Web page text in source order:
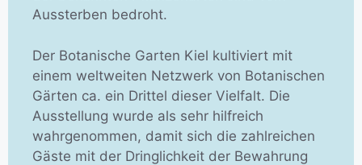
Aussterben bedroht.
Der Botanische Garten Kiel kultiviert mit
einem weltweiten Netzwerk von Botanischen
Gärten ca. ein Drittel dieser Vielfalt. Die
Ausstellung wurde als sehr hilfreich
wahrgenommen, damit sich die zahlreichen
Gäste mit der Dringlichkeit der Bewahrung